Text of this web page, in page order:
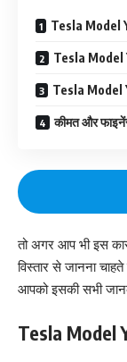
Tesla Model
Tesla Model
Tesla Model
कीमत और
तो अगर आप भी इस
विस्तार से जानना
आपको इसकी सभी
Tesla Model